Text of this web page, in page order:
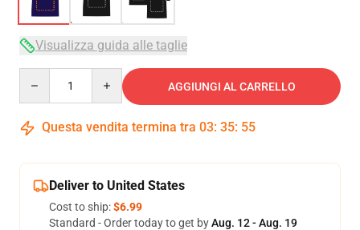
Visualizza guida alle taglie
AGGIUNGI AL CARRELLO
Questa vendita termina tra 03: 35: 54
Deliver to United States
Cost to ship:$6.99
Standard - Order today to get byAug. 12 - Aug. 19